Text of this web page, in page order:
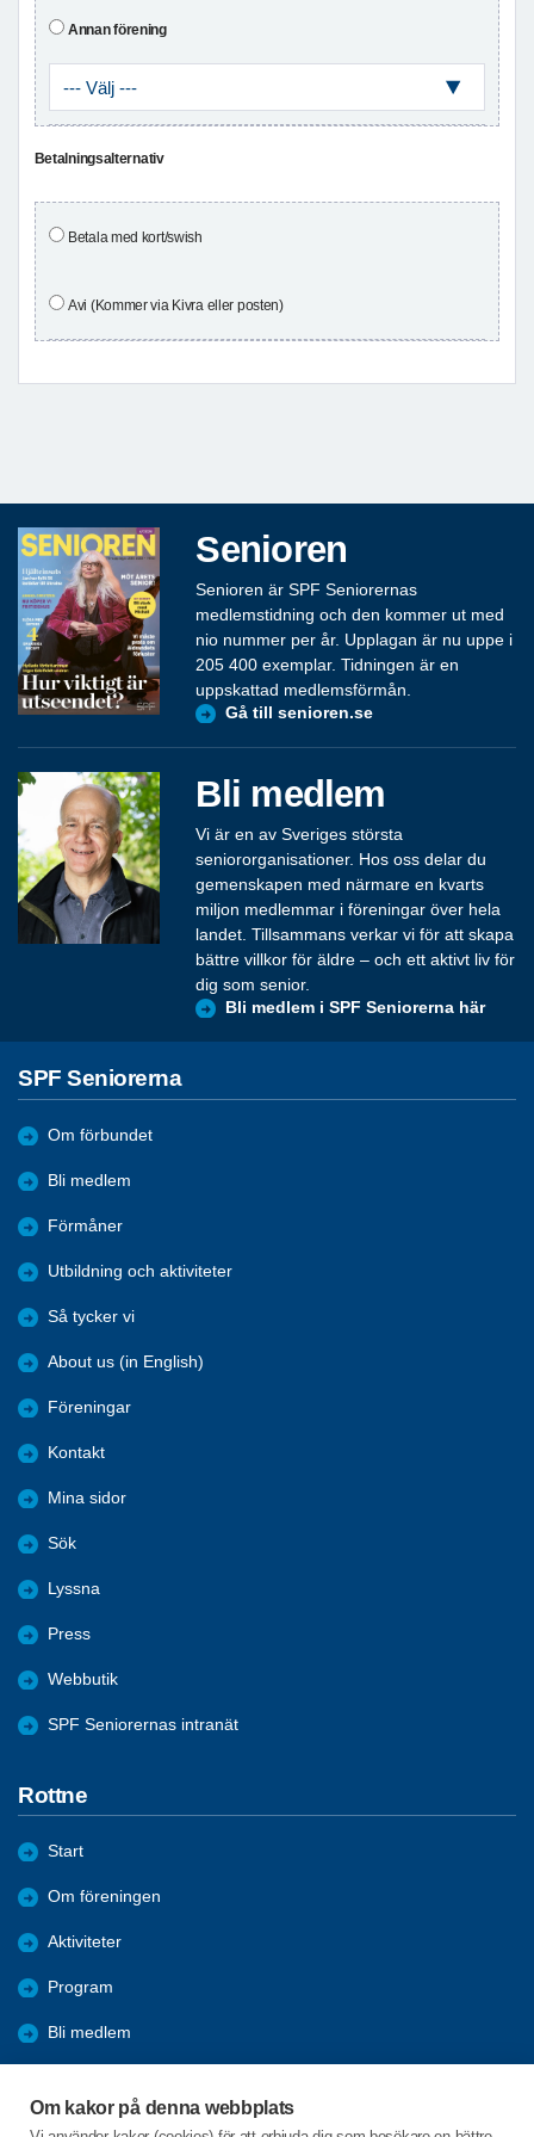
Om kakor på denna webbplats
Annan förening
Betalningsalternativ
Betala med kort/swish
Avi (Kommer via Kivra eller posten)
Senioren
Senioren är SPF Seniorernas
medlemstidning och den kommer ut med
nio nummer per år. Upplagan är nu uppe i
205 400 exemplar. Tidningen är en
uppskattad medlemsförmån.
Gå till senioren.se
Bli medlem
Vi är en av Sveriges största
seniororganisationer. Hos oss delar du
gemenskapen med närmare en kvarts
miljon medlemmar i föreningar över hela
landet. Tillsammans verkar vi för att skapa
bättre villkor för äldre – och ett aktivt liv för
dig som senior.
Bli medlem i SPF Seniorerna här
SPF Seniorerna
Om förbundet
Bli medlem
Förmåner
Utbildning och aktiviteter
Så tycker vi
About us (in English)
Föreningar
Kontakt
Mina sidor
Sök
Lyssna
Press
Webbutik
SPF Seniorernas intranät
Rottne
Start
Om föreningen
Aktiviteter
Program
Bli medlem
Bildgalleri